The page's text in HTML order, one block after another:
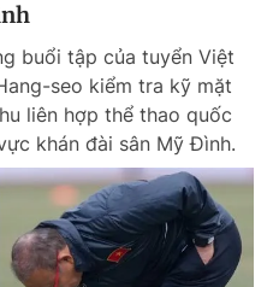
buổi tập của tuyển Việt
seo kiểm tra kỹ mặt
liên hợp thể thao quốc
khán đài sân Mỹ Đình.